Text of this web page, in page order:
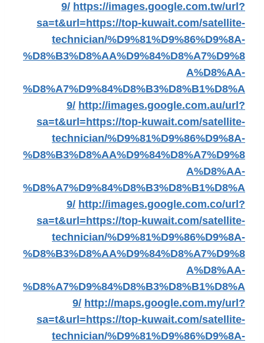
9/ https://images.google.com.tw/url?
sa=t&url=https://top-kuwait.com/satellite-
technician/%D9%81%D9%86%D9%8A-
%D8%B3%D8%AA%D9%84%D8%A7%D9%8
A%D8%AA-
%D8%A7%D9%84%D8%B3%D8%B1%D8%A
9/ http://images.google.com.au/url?
sa=t&url=https://top-kuwait.com/satellite-
technician/%D9%81%D9%86%D9%8A-
%D8%B3%D8%AA%D9%84%D8%A7%D9%8
A%D8%AA-
%D8%A7%D9%84%D8%B3%D8%B1%D8%A
9/ http://images.google.com.co/url?
sa=t&url=https://top-kuwait.com/satellite-
technician/%D9%81%D9%86%D9%8A-
%D8%B3%D8%AA%D9%84%D8%A7%D9%8
A%D8%AA-
%D8%A7%D9%84%D8%B3%D8%B1%D8%A
9/ http://maps.google.com.my/url?
sa=t&url=https://top-kuwait.com/satellite-
technician/%D9%81%D9%86%D9%8A-